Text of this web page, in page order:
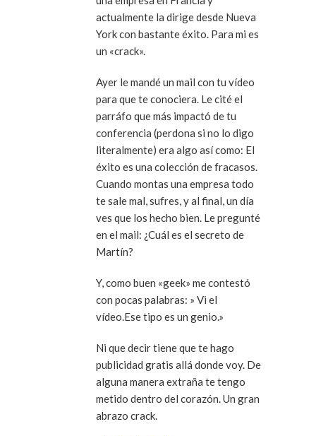
actualmente la dirige desde Nueva
York con bastante éxito. Para mi es
un «crack».
Ayer le mandé un mail con tu vídeo
para que te conociera. Le cité el
parráfo que más impactó de tu
conferencia (perdona si no lo digo
literalmente) era algo así como: El
éxito es una colección de fracasos.
Cuando montas una empresa todo
te sale mal, sufres, y al final, un día
ves que los hecho bien. Le pregunté
en el mail: ¿Cuál es el secreto de
Martín?
Y, como buen «geek» me contestó
con pocas palabras: » Vi el
vídeo.Ese tipo es un genio.»
Ni que decir tiene que te hago
publicidad gratis allá donde voy. De
alguna manera extraña te tengo
metido dentro del corazón. Un gran
abrazo crack.